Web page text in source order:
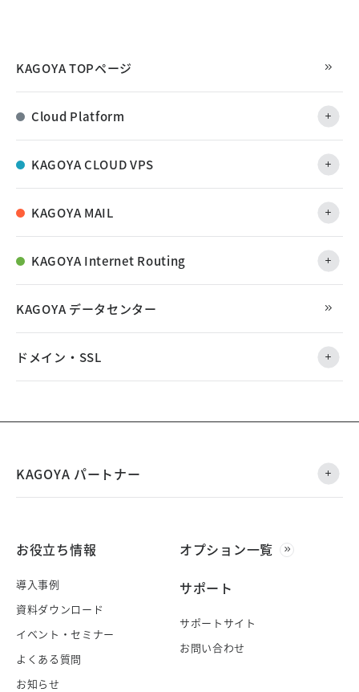
KAGOYA TOPページ
Cloud Platform
KAGOYA CLOUD VPS
KAGOYA MAIL
KAGOYA Internet Routing
KAGOYA データセンター
ドメイン・SSL
KAGOYA パートナー
お役立ち情報
導入事例
資料ダウンロード
イベント・セミナー
よくある質問
お知らせ
オプション一覧
サポート
サポートサイト
お問い合わせ